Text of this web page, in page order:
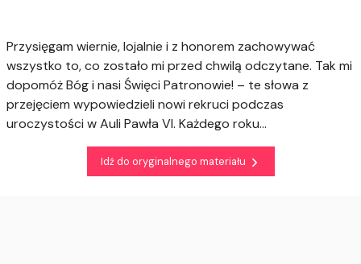
Przysięgam wiernie, lojalnie i z honorem zachowywać
wszystko to, co zostało mi przed chwilą odczytane. Tak mi
dopomóż Bóg i nasi Święci Patronowie! – te słowa z
przejęciem wypowiedzieli nowi rekruci podczas
uroczystości w Auli Pawła VI. Każdego roku...
Idź do oryginalnego materiału